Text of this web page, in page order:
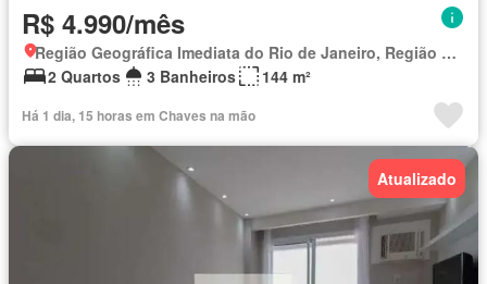
R$ 4.990/mês
Região Geográfica Imediata do Rio de Janeiro, Região Metropolitana do Rio de Janeiro
2 Quartos
3 Banheiros 144 m²
Há 1 dia, 15 horas em Chaves na mão
Atualizado